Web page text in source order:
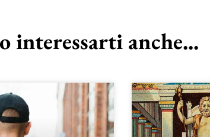
interessarti anche...